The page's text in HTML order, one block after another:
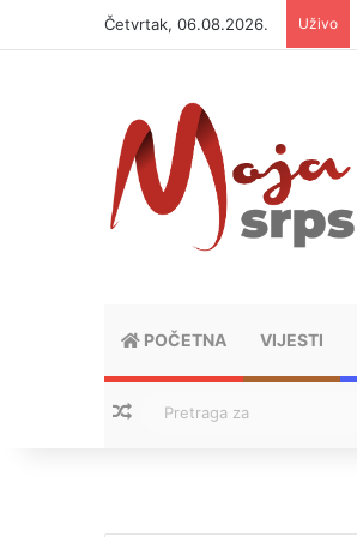
Četvrtak, 06.08.2026. Uživo
POČETNA VIJESTI
Nasumični tekstovi